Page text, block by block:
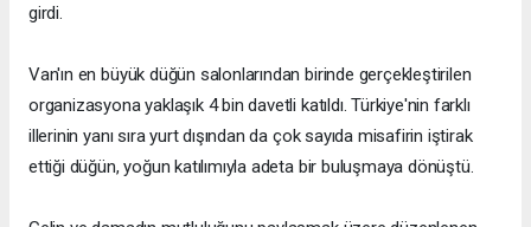
girdi.
Van'ın en büyük düğün salonlarından birinde gerçekleştirilen
organizasyona yaklaşık 4 bin davetli katıldı. Türkiye'nin farklı
illerinin yanı sıra yurt dışından da çok sayıda misafirin iştirak
ettiği düğün, yoğun katılımıyla adeta bir buluşmaya dönüştü.